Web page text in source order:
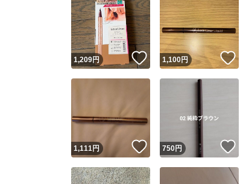
1,209円 いいね！
1,100円
1,111円 いいね！
750円